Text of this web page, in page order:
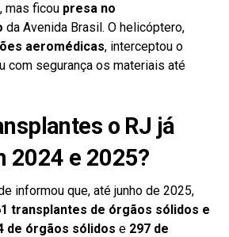
mas ficou presa no
da Avenida Brasil. O helicóptero,
aeromédicas, interceptou o
com segurança os materiais até
o RJ já
2024 e 2025?
informou que, até junho de 2025,
transplantes de órgãos sólidos e
de órgãos sólidos e 297 de